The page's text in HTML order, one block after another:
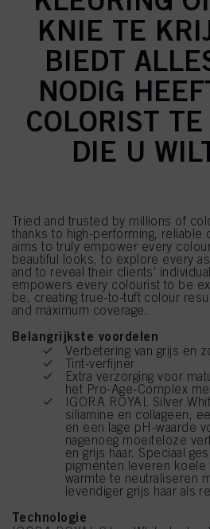
KNIE TE
BIEDT
NODIG
COLORIST
DIE U
Tried and trusted by millions of
thanks to high-performing, reliable
aims to truly empower every
beautiful looks, to explore every
and to reveal their clients'
empowers every colourist to be
be, creating true-to-tuft colour
and maximum coverage.
Belangrijkste voordelen
Verbetering van grijs en
Tint-verfijner
Extra verzorging voor
het Pro-Age-Complex
IGORA ROYAL Silver
siliamine en collageen,
en een lage pH-waarde
nagenoeg moeiteloze
en grijs haar. Speciaal
pigmenten leveren
warmte te neutraliseren
levendiger grijs haar als
Technologie